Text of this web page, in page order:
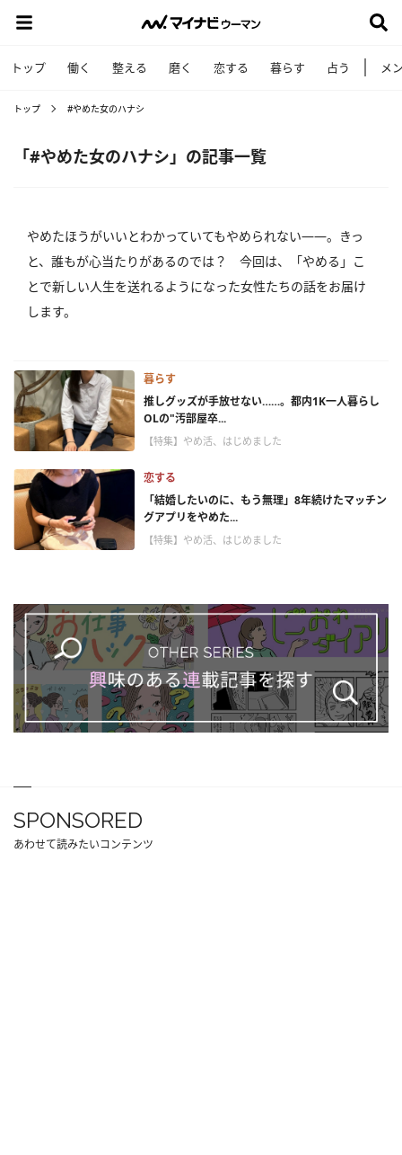
トップ 働く 整える 磨く 恋する 暮らす 占う メ
トップ #やめた女のハナシ
「#やめた女のハナシ」の記事一覧
やめたほうがいいとわかっていてもやめられない――。きっ
と、誰もが心当たりがあるのでは？ 今回は、「やめる」こ
とで新しい人生を送れるようになった女性たちの話をお届け
します。
暮らす
推しグッズが手放せない……。都内1K一人暮らし
OLの"汚部屋卒...
【特集】やめ活、はじめました
恋する
「結婚したいのに、もう無理」8年続けたマッチン
グアプリをやめた...
【特集】やめ活、はじめました
SPONSORED
あわせて読みたいコンテンツ